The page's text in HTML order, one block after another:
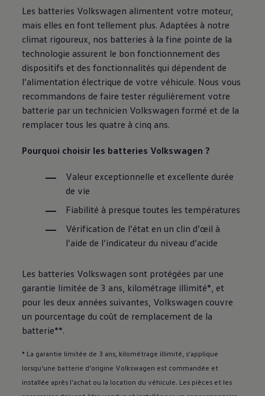
Les batteries Volkswagen alimentent votre moteur,
mais elles en font tellement plus. Adaptées à notre
climat rigoureux, nos batteries à la fine pointe de la
technologie assurent le bon fonctionnement des
dispositifs et des fonctionnalités qui dépendent de
l’alimentation électrique de votre véhicule. Nous vous
recommandons de faire tester régulièrement votre
batterie par un technicien Volkswagen formé et de la
remplacer tous les quatre à cinq ans.
Pourquoi choisir les batteries Volkswagen ?
Valeur exceptionnelle et excellente durée
de vie
Fiabilité à presque toutes les températures
Vérification de l’état en un clin d’œil à
l’aide de l’indicateur du niveau d’acide
Les batteries Volkswagen sont protégées par une
garantie limitée de 3 ans, kilométrage illimité*, et
pour les deux années suivantes, Volkswagen couvre
un pourcentage du coût de remplacement de la
batterie**.
* La garantie limitée de 3 ans, kilométrage illimité, s’applique
lorsqu’une batterie d’origine Volkswagen est commandée et
installée après l’achat ou la location du véhicule. Les pièces et les